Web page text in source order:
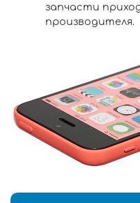
запчасти
производителя.